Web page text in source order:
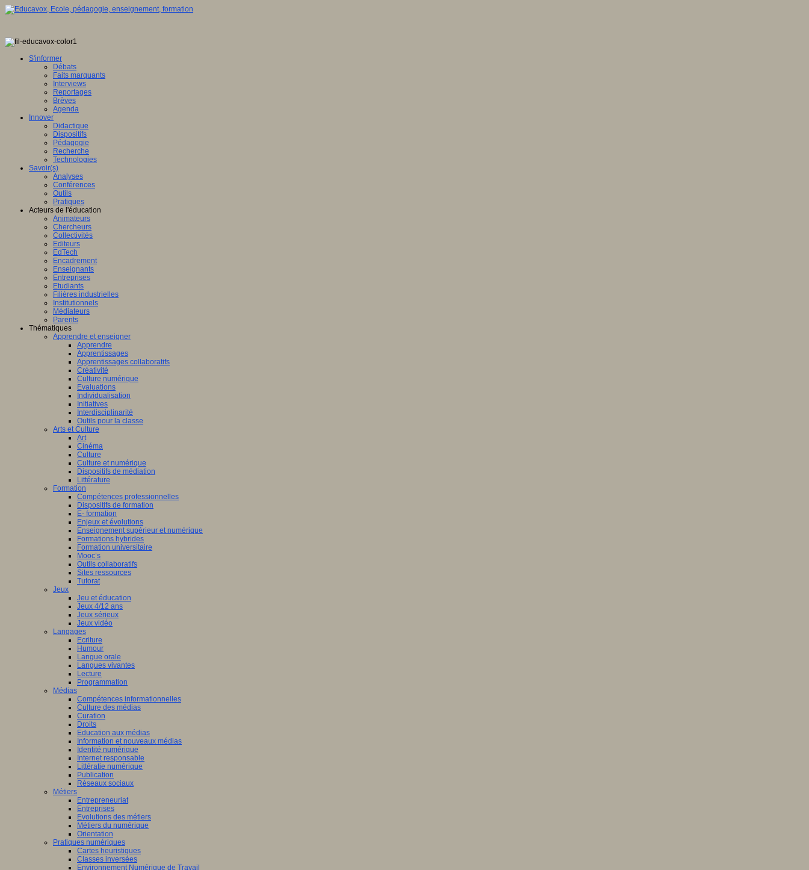
S'informer
Débats
Faits marquants
Interviews
Reportages
Brèves
Agenda
Innover
Didactique
Dispositifs
Pédagogie
Recherche
Technologies
Savoir(s)
Analyses
Conférences
Outils
Pratiques
Acteurs de l'éducation
Animateurs
Chercheurs
Collectivités
Editeurs
EdTech
Encadrement
Enseignants
Entreprises
Etudiants
Filières industrielles
Institutionnels
Médiateurs
Parents
Thématiques
Apprendre et enseigner
Apprendre
Apprentissages
Apprentissages collaboratifs
Créativité
Culture numérique
Evaluations
Individualisation
Initiatives
Interdisciplinarité
Outils pour la classe
Arts et Culture
Art
Cinéma
Culture
Culture et numérique
Dispositifs de médiation
Littérature
Formation
Compétences professionnelles
Dispositifs de formation
E- formation
Enjeux et évolutions
Enseignement supérieur et numérique
Formations hybrides
Formation universitaire
Mooc’s
Outils collaboratifs
Sites ressources
Tutorat
Jeux
Jeu et éducation
Jeux 4/12 ans
Jeux sérieux
Jeux vidéo
Langages
Ecriture
Humour
Langue orale
Langues vivantes
Lecture
Programmation
Médias
Compétences informationnelles
Culture des médias
Curation
Droits
Education aux médias
Information et nouveaux médias
Identité numérique
Internet responsable
Littératie numérique
Publication
Réseaux sociaux
Métiers
Entrepreneuriat
Entreprises
Evolutions des métiers
Métiers du numérique
Orientation
Pratiques numériques
Cartes heuristiques
Classes inversées
Environnement Numérique de Travail